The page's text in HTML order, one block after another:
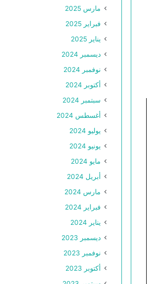
مارس 2025
فبراير 2025
يناير 2025
ديسمبر 2024
نوفمبر 2024
أكتوبر 2024
سبتمبر 2024
أغسطس 2024
يوليو 2024
يونيو 2024
مايو 2024
أبريل 2024
مارس 2024
فبراير 2024
يناير 2024
ديسمبر 2023
نوفمبر 2023
أكتوبر 2023